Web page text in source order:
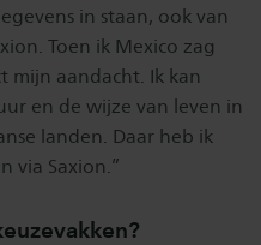
in staan, ook van
Toen ik Mexico zag
mijn aandacht. Ik kan
en de wijze van leven in
landen. Daar heb ik
via Saxion.”